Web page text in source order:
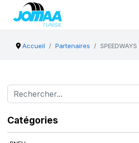
Accueil Partenaires SPEEDWAYS
Catégories